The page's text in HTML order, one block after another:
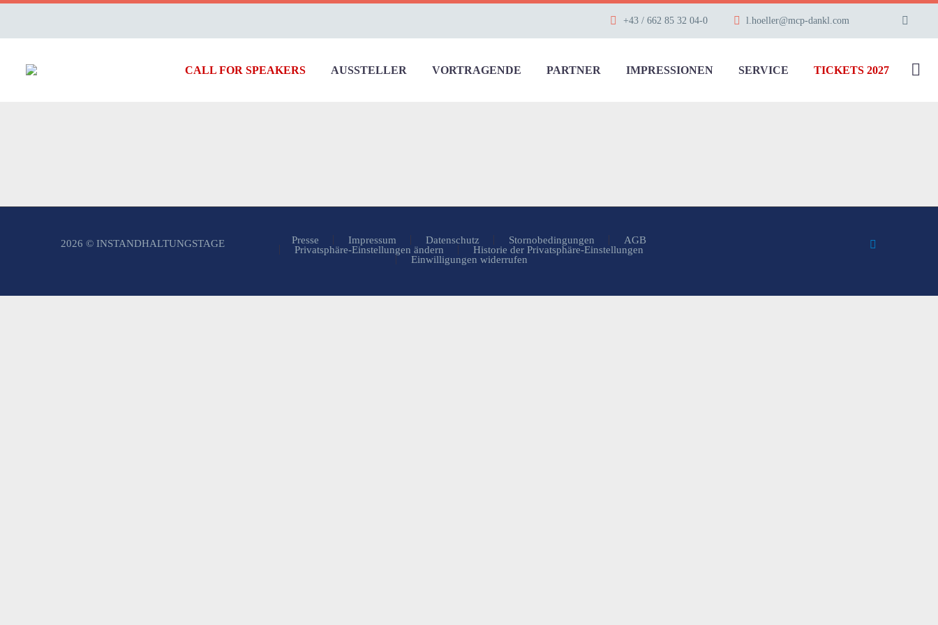
+43 / 662 85 32 04-0 l.hoeller@mcp-dankl.com
CALL FOR SPEAKERS AUSSTELLER VORTRAGENDE PARTNER IMPRESSIONEN SERVICE TICKETS 2027
Presse Impressum Datenschutz Stornobedingungen
AGB
Privatsphäre-Einstellungen ändern
Historie der Privatsphäre-Einstellungen
Einwilligungen widerrufen
2026 © INSTANDHALTUNGSTAGE